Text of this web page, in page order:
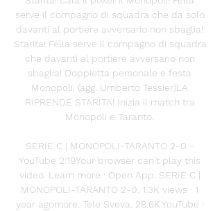
serve il compagno di squadra che da solo
davanti al portiere avversario non sbaglia!
Starita! Fella serve il compagno di squadra
che davanti al portiere avversario non
sbaglia! Doppietta personale e festa
Monopoli. (agg. Umberto Tessier)LA
RIPRENDE STARITA! Inizia il match tra
Monopoli e Taranto.
SERIE C | MONOPOLI-TARANTO 2-0 -
YouTube 2:19Your browser can't play this
video. Learn more · Open App. SERIE C |
MONOPOLI-TARANTO 2-0. 1.3K views · 1
year agomore. Tele Sveva. 28.6K.YouTube ·